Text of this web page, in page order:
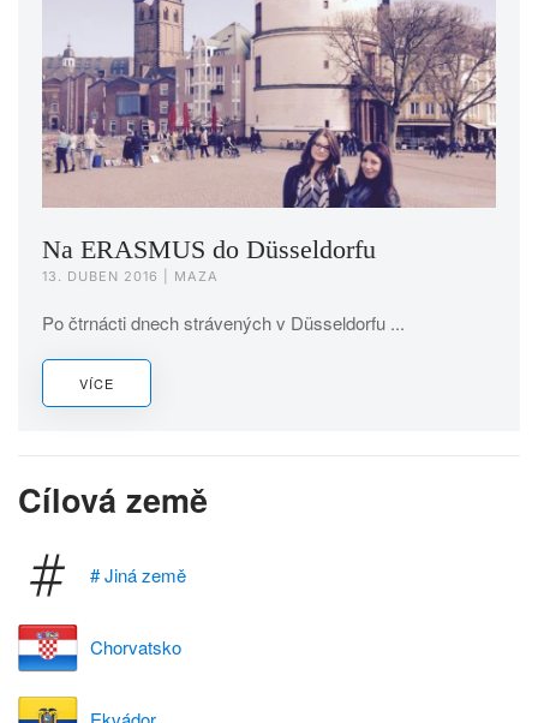
Na ERASMUS do Düsseldorfu
13. DUBEN 2016 | MAZA
Po čtrnácti dnech strávených v Düsseldorfu ...
VÍCE
Cílová země
# Jiná země
Chorvatsko